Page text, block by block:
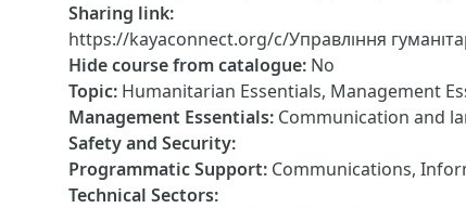
Sharing link:
https://kayaconnect.org/c/Управління
Hide course from catalogue: No
Topic: Humanitarian Essentials, Management
Management Essentials: Communication and
Safety and Security:
Programmatic Support: Communications,
Technical Sectors: